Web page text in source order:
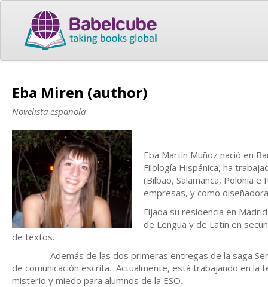
Eba Miren (author)
Novelista española
Eba Martín Muñoz nació en
Filología Hispánica, ha
(Bilbao, Salamanca, Polonia
empresas, y como
Fijada su residencia en
de Lengua y de Latín en
de textos.
Además de las dos primeras entregas de la saga Seres
de comunicación escrita. Actualmente, está trabajando en la
misterio y miedo para alumnos de la ESO.